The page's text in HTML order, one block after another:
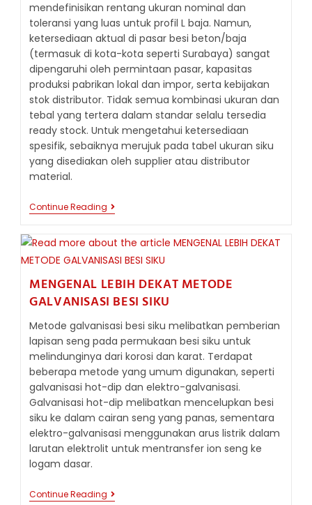
mendefinisikan rentang ukuran nominal dan
toleransi yang luas untuk profil L baja. Namun,
ketersediaan aktual di pasar besi beton/baja
(termasuk di kota-kota seperti Surabaya) sangat
dipengaruhi oleh permintaan pasar, kapasitas
produksi pabrikan lokal dan impor, serta kebijakan
stok distributor. Tidak semua kombinasi ukuran dan
tebal yang tertera dalam standar selalu tersedia
ready stock. Untuk mengetahui ketersediaan
spesifik, sebaiknya merujuk pada tabel ukuran siku
yang disediakan oleh supplier atau distributor
material.
Continue Reading UKURAN
BESI
YANG
DI
PANDUAN
LENGKAP
DIMENSI
KAKI
DAN
KETEBALANNYA
MENGENAL LEBIH DEKAT METODE
GALVANISASI BESI SIKU
Metode galvanisasi besi siku melibatkan pemberian
lapisan seng pada permukaan besi siku untuk
melindunginya dari korosi dan karat. Terdapat
beberapa metode yang umum digunakan, seperti
galvanisasi hot-dip dan elektro-galvanisasi.
Galvanisasi hot-dip melibatkan mencelupkan besi
siku ke dalam cairan seng yang panas, sementara
elektro-galvanisasi menggunakan arus listrik dalam
larutan elektrolit untuk mentransfer ion seng ke
logam dasar.
Continue Reading MENGENAL